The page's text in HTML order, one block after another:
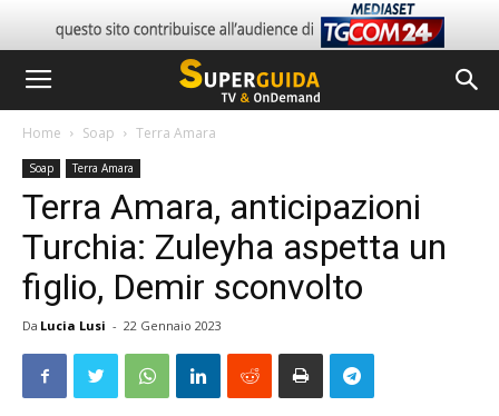
Home Soap Terra Amara
Soap Terra Amara
Terra Amara, anticipazioni
Turchia: Zuleyha aspetta un
figlio, Demir sconvolto
Da Lucia Lusi - 22 Gennaio 2023